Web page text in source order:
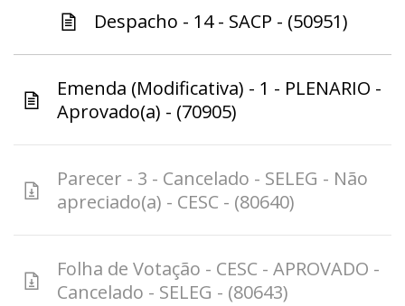
Despacho - 14 - SACP - (50951)
Emenda (Modificativa) - 1 - PLENARIO -
Aprovado(a) - (70905)
Parecer - 3 - Cancelado - SELEG - Não
apreciado(a) - CESC - (80640)
Folha de Votação - CESC - APROVADO -
Cancelado - SELEG - (80643)